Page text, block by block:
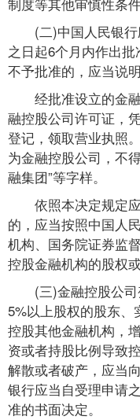
(二)中国人民银行
之日起6个月内作出
不予批准的，应当说明
经批准设立的金融
融控股公司许可证，
登记，领取营业执照
为金融控股公司，不
融集团”等字样。
依照本决定规定应
的，应当按照中国人
机构、国务院证券监
控股金融机构的股权
(三)金融控股公司
5%以上股权的股东、
控股其他金融机构，
资或者持股比例导致
解散或者破产，应当
银行应当自受理申请
准的书面决定。